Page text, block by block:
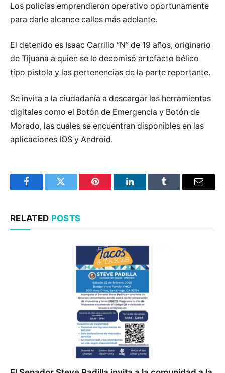
Los policías emprendieron operativo oportunamente
para darle alcance calles más adelante.
El detenido es Isaac Carrillo “N” de 19 años, originario
de Tijuana a quien se le decomisó artefacto bélico
tipo pistola y las pertenencias de la parte reportante.
Se invita a la ciudadanía a descargar las herramientas
digitales como el Botón de Emergencia y Botón de
Morado, las cuales se encuentran disponibles en las
aplicaciones IOS y Android.
FacebookTwitter Pinterest LinkedInTumblr Email
RELATED POSTS